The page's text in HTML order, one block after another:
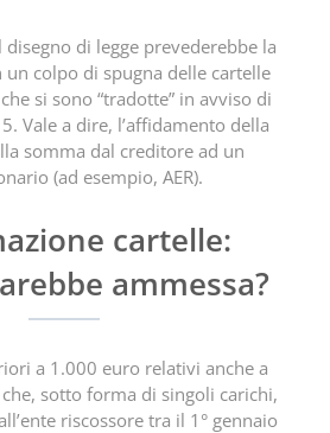
disegno di legge prevederebbe la
un colpo di spugna delle cartelle
si sono “tradotte” in avviso di
Vale a dire, l’affidamento della
somma dal creditore ad un
(ad esempio, AER).
cartelle:
ammessa?
a 1.000 euro relativi anche a
sotto forma di singoli carichi,
riscossore tra il 1° gennaio